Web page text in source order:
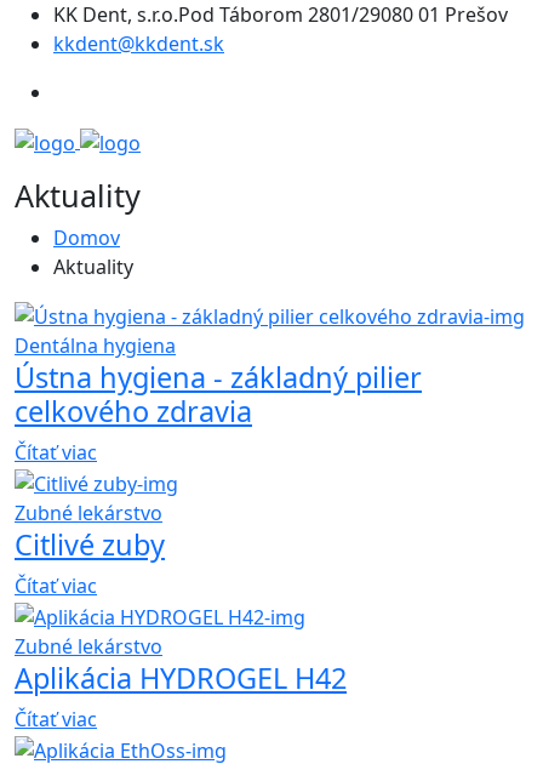
KK Dent, s.r.o.Pod Táborom 2801/29080 01 Prešov
kkdent@kkdent.sk
Aktuality
Domov
Aktuality
Dentálna hygiena
Ústna hygiena - základný pilier
celkového zdravia
Čítať viac
Zubné lekárstvo
Citlivé zuby
Čítať viac
Zubné lekárstvo
Aplikácia HYDROGEL H42
Čítať viac